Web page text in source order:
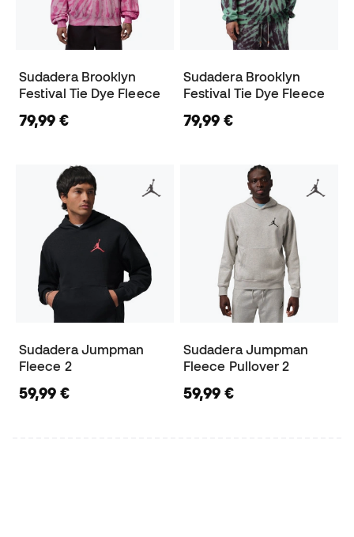
Sudadera Brooklyn
Festival Tie Dye Fleece
79,99 €
Sudadera Brooklyn
Festival Tie Dye Fleece
79,99 €
Sudadera Jumpman
Fleece 2
59,99 €
Sudadera Jumpman
Fleece Pullover 2
59,99 €